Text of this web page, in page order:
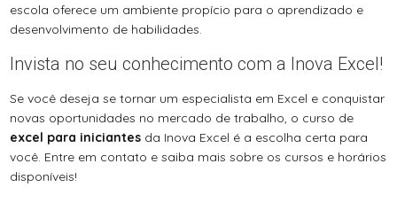
escola oferece um ambiente propício para o aprendizado e
desenvolvimento de habilidades.
Invista no seu conhecimento com a Inova Excel!
Se você deseja se tornar um especialista em Excel e conquistar
novas oportunidades no mercado de trabalho, o curso de
excel para iniciantes da Inova Excel é a escolha certa para
você. Entre em contato e saiba mais sobre os cursos e horários
disponíveis!